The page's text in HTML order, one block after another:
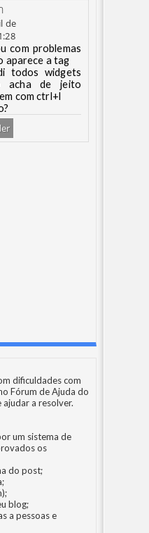
de
com problemas
aparece a tag
todos widgets
acha de jeito
com ctrl+l
dificuldades com
Fórum de Ajuda do
a resolver.
um sistema de
os
do post;
blog;
a pessoas e